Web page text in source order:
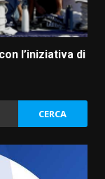
l’iniziativa di